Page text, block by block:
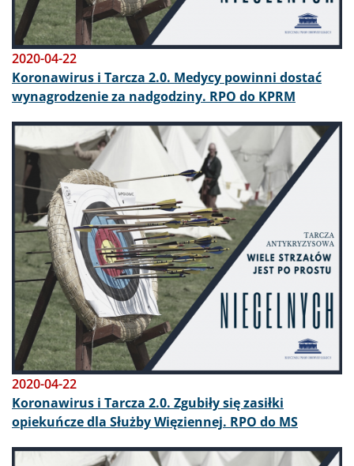
2020-04-22
Koronawirus i Tarcza 2.0. Medycy powinni dostać
wynagrodzenie za nadgodziny. RPO do KPRM
Obraz
2020-04-22
Koronawirus i Tarcza 2.0. Zgubiły się zasiłki
opiekuńcze dla Służby Więziennej. RPO do MS
Obraz